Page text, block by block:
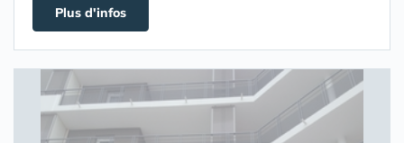
Plus d'infos